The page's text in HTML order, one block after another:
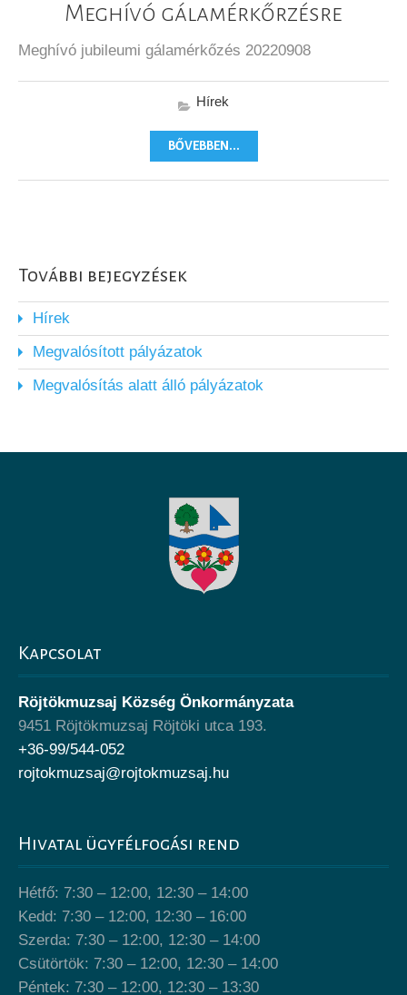
Meghívó gálamérkőrzésre
Meghívó jubileumi gálamérkőzés 20220908
Hírek
BŐVEBBEN...
További bejegyzések
Hírek
Megvalósított pályázatok
Megvalósítás alatt álló pályázatok
Kapcsolat
Röjtökmuzsaj Község Önkormányzata
9451 Röjtökmuzsaj Röjtöki utca 193.
+36-99/544-052
rojtokmuzsaj@rojtokmuzsaj.hu
Hivatal ügyfélfogási rend
Hétfő: 7:30 – 12:00, 12:30 – 14:00
Kedd: 7:30 – 12:00, 12:30 – 16:00
Szerda: 7:30 – 12:00, 12:30 – 14:00
Csütörtök: 7:30 – 12:00, 12:30 – 14:00
Péntek: 7:30 – 12:00, 12:30 – 13:30